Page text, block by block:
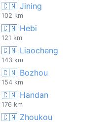
🇨🇳 Jining
102 km
🇨🇳 Hebi
121 km
🇨🇳 Liaocheng
143 km
🇨🇳 Bozhou
154 km
🇨🇳 Handan
176 km
🇨🇳 Zhoukou